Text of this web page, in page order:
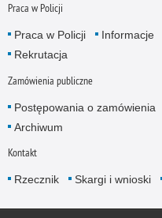
Praca w Policji
Praca w Policji Informacje
Rekrutacja
Zamówienia publiczne
Postępowania o zamówienia
Archiwum
Kontakt
Rzecznik Skargi i wnioski